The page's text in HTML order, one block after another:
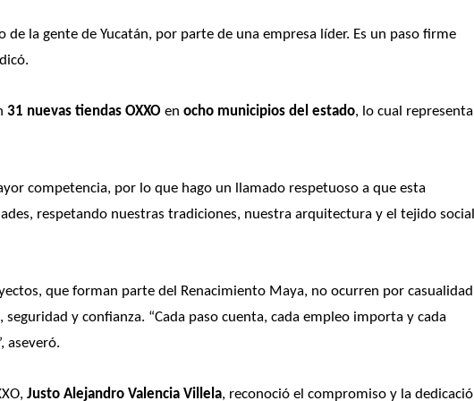
la gente de Yucatán, por parte de una empresa líder. Es un paso firme
31 nuevas tiendas OXXO en ocho municipios del estado, lo cual
competencia, por lo que hago un llamado respetuoso a que esta
respetando nuestras tradiciones, nuestra arquitectura y el tejido social
que forman parte del Renacimiento Maya, no ocurren por
y confianza. “Cada paso cuenta, cada empleo importa y cada
aseveró.
Justo Alejandro Valencia Villela, reconoció el compromiso y la